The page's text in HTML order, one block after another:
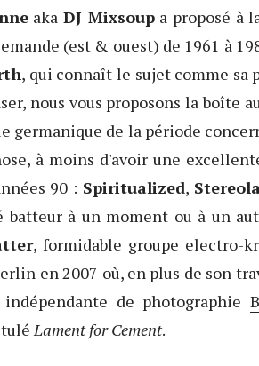
aka DJ Mixsoupa proposé à
(est & ouest) de 1961 à
, qui connaît le sujet comme sa
nous vous proposons la boîte
germanique de la période
à moins d'avoir une
90 : Spiritualized,
batteur à un moment ou à un
, formidable groupe electro-
en 2007 où, en plus de son
de photographie
Lament for Cement.